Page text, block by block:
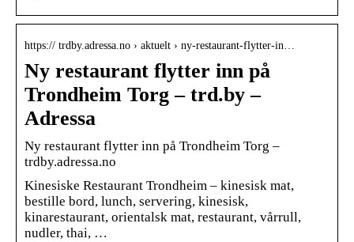
https:// trdby.adressa.no › aktuelt › ny-restaurant-flytter-in…
Ny restaurant flytter inn på
Trondheim Torg – trd.by –
Adressa
Ny restaurant flytter inn på Trondheim Torg –
trdby.adressa.no
Kinesiske Restaurant Trondheim – kinesisk mat,
bestille bord, lunch, servering, kinesisk,
kinarestaurant, orientalsk mat, restaurant, vårrull,
nudler, thai, …